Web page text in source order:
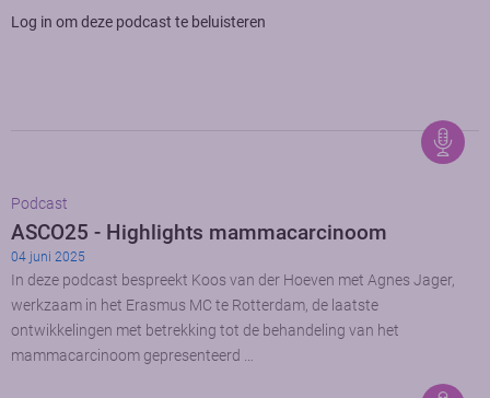
Log in om deze podcast te beluisteren
Podcast
ASCO25 - Highlights mammacarcinoom
04 juni 2025
In deze podcast bespreekt Koos van der Hoeven met Agnes Jager,
werkzaam in het Erasmus MC te Rotterdam, de laatste
ontwikkelingen met betrekking tot de behandeling van het
mammacarcinoom gepresenteerd …